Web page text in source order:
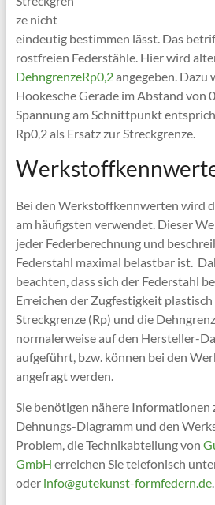
ze nicht
eindeutig bestimmen lässt. Das
rostfreien Federstähle. Hier wird
DehngrenzeRp0,2angegeben. Dazu
Hookesche Gerade im Abstand von
Spannung am Schnittpunkt
Rp0,2 als Ersatz zur Streckgrenze.
Bei den Werkstoffkennwerten wird
am häufigsten verwendet. Dieser
jeder Federberechnung und
Federstahl maximal belastbar ist.
beachten, dass sich der Federstahl
Erreichen der Zugfestigkeit
Streckgrenze (Rp) und die
normalerweise auf den Hersteller-
aufgeführt, bzw. können bei den
angefragt werden.
Sie benötigen nähere Informationen
Dehnungs-Diagramm und den
Problem, die Technikabteilung von
GmbH erreichen Sie telefonisch
oder info@gutekunst-formfedern.de.